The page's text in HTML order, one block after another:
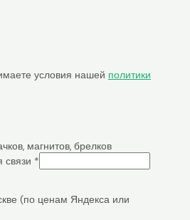
условия нашей политики
магнитов, брелков
связи *
(по ценам Яндекса или